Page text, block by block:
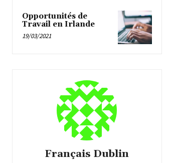
Opportunités de
Travail en Irlande
19/03/2021
Français Dublin